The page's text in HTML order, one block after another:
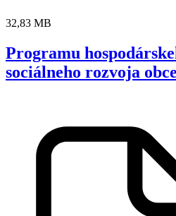
32,83 MB
Programu
sociálneho rozvoja